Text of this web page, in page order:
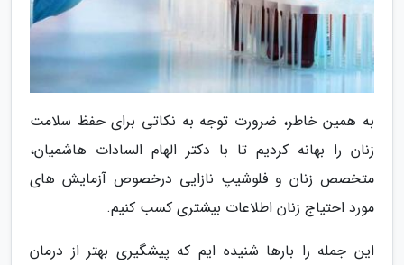
به همین خاطر، ضرورت توجه به نکاتی برای حفظ سلامت
زنان را بهانه کردیم تا با دکتر الهام السادات هاشمیان،
متخصص زنان و فلوشیپ نازایی درخصوص آزمایش های
مورد احتیاج زنان اطلاعات بیشتری کسب کنیم.
این جمله را بارها شنیده ایم که پیشگیری بهتر از درمان